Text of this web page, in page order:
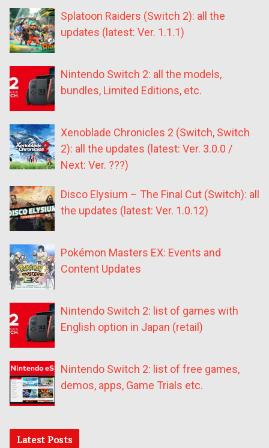
Splatoon Raiders (Switch 2): all the
updates (latest: Ver. 1.1.1)
Nintendo Switch 2: all the models,
bundles, Limited Editions, etc.
Xenoblade Chronicles 2 (Switch, Switch
2): all the updates (latest: Ver. 3.0.0 /
Next: Ver. ???)
Disco Elysium – The Final Cut (Switch): all
the updates (latest: Ver. 1.0.12)
Pokémon Masters EX: Events and
Content Updates
Nintendo Switch 2: list of games with
English option in Japan (retail)
Nintendo Switch 2: list of free games,
demos, apps, Game Trials etc.
Latest Posts